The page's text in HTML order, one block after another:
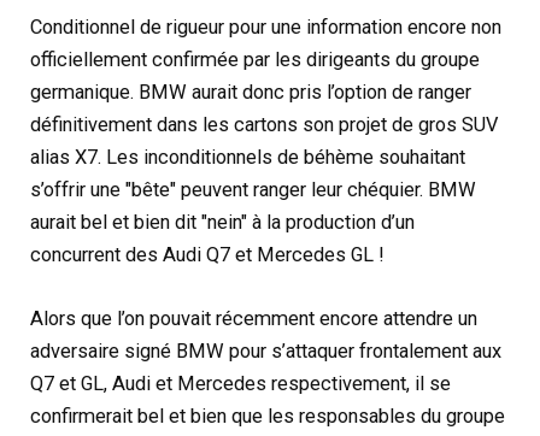
Conditionnel de rigueur pour une information encore non
officiellement confirmée par les dirigeants du groupe
germanique. BMW aurait donc pris l’option de ranger
définitivement dans les cartons son projet de gros SUV
alias X7. Les inconditionnels de béhème souhaitant
s’offrir une "bête" peuvent ranger leur chéquier. BMW
aurait bel et bien dit "nein" à la production d’un
concurrent des Audi Q7 et Mercedes GL !
Alors que l’on pouvait récemment encore attendre un
adversaire signé BMW pour s’attaquer frontalement aux
Q7 et GL, Audi et Mercedes respectivement, il se
confirmerait bel et bien que les responsables du groupe